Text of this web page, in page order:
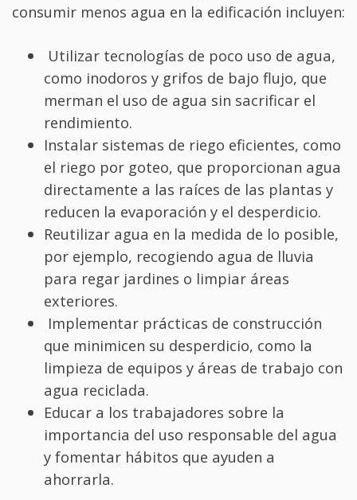
consumir menos agua en la edificación incluyen:
Utilizar tecnologías de poco uso de agua,
como inodoros y grifos de bajo flujo, que
merman el uso de agua sin sacrificar el
rendimiento.
Instalar sistemas de riego eficientes, como
el riego por goteo, que proporcionan agua
directamente a las raíces de las plantas y
reducen la evaporación y el desperdicio.
Reutilizar agua en la medida de lo posible,
por ejemplo, recogiendo agua de lluvia
para regar jardines o limpiar áreas
exteriores.
Implementar prácticas de construcción
que minimicen su desperdicio, como la
limpieza de equipos y áreas de trabajo con
agua reciclada.
Educar a los trabajadores sobre la
importancia del uso responsable del agua
y fomentar hábitos que ayuden a
ahorrarla.